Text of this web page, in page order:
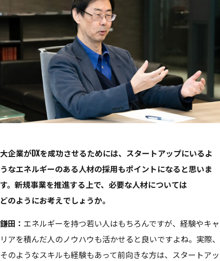
大企業がDXを成功させるためには、スタートアップにいるよ
うなエネルギーのある人材の採用もポイントになると思いま
す。新規事業を推進する上で、必要な人材については
どのようにお考えでしょうか。
鎌田： エネルギーを持つ若い人はもちろんですが、経験やキャ
リアを積んだ人のノウハウも活かせると良いですよね。実際、
そのようなスキルも経験もあって前向きな方は、スタートアッ